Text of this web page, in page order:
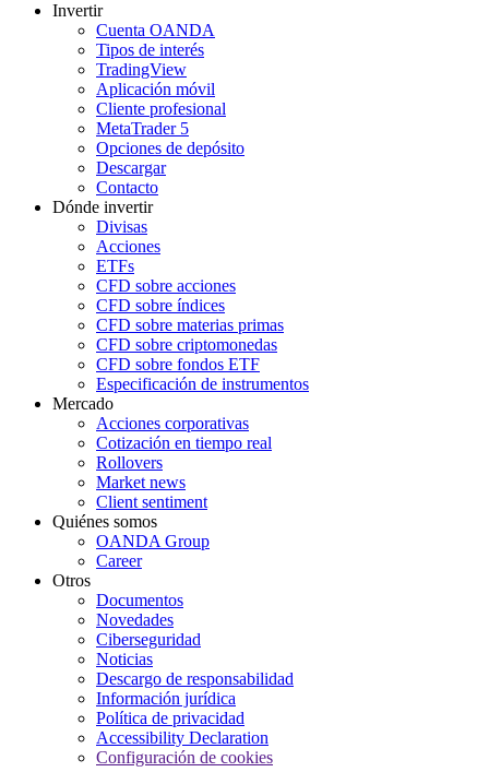
Invertir
Cuenta OANDA
Tipos de interés
TradingView
Aplicación móvil
Cliente profesional
MetaTrader 5
Opciones de depósito
Descargar
Contacto
Dónde invertir
Divisas
Acciones
ETFs
CFD sobre acciones
CFD sobre índices
CFD sobre materias primas
CFD sobre criptomonedas
CFD sobre fondos ETF
Especificación de instrumentos
Mercado
Acciones corporativas
Cotización en tiempo real
Rollovers
Market news
Client sentiment
Quiénes somos
OANDA Group
Career
Otros
Documentos
Novedades
Ciberseguridad
Noticias
Descargo de responsabilidad
Información jurídica
Política de privacidad
Accessibility Declaration
Configuración de cookies